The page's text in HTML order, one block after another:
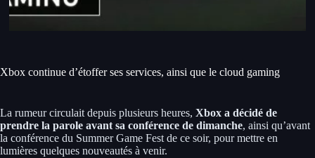
Xbox continue d’étoffer ses services, ainsi que le cloud gaming
La rumeur circulait depuis plusieurs heures, Xbox a décidé de
prendre la parole avant sa conférence de dimanche, ainsi qu’avant
la conférence du Summer Game Fest de ce soir, pour mettre en
lumières quelques nouveautés à venir.